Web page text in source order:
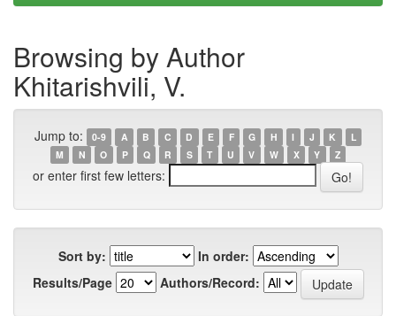
Browsing by Author
Khitarishvili, V.
Jump to: 0-9 A B C D E F G H I J K
L
M
N O P Q R S T U V W X Y Z
or enter first few letters:
Sort by:
In order:
Results/Page
Authors/Record: